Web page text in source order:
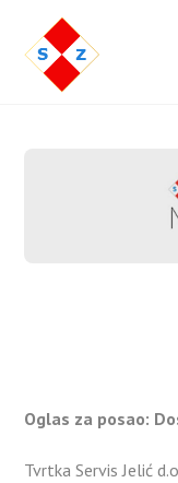
Oglas za posao:
Tvrtka Servis Jelić